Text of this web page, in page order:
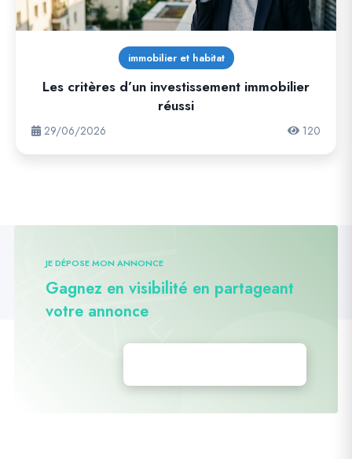
immobilier et habitat
Les critères d’un investissement immobilier
réussi
29/06/2026 120
JE DÉPOSE MON ANNONCE
Gagnez en visibilité en partageant
votre annonce